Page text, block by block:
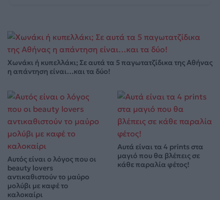
Χωνάκι ή κυπελλάκι; Σε αυτά τα 5 παγωτατζίδικα της Αθήνας
η απάντηση είναι…και τα δύο!
Αυτός είναι ο λόγος που οι
beauty lovers
αντικαθιστούν το μαύρο
μολύβι με καφέ το
καλοκαίρι
Αυτά είναι τα 4 prints στα
μαγιό που θα βλέπεις σε
κάθε παραλία φέτος!